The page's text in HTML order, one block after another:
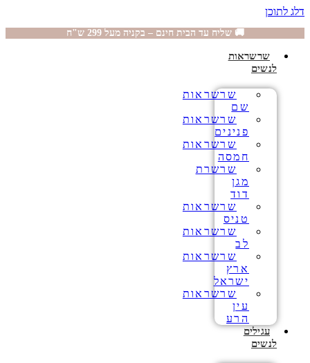
דלג לתוכן
🚚 שליח עד הבית חינם – בקניה מעל 299 ש"ח
שרשראות
לנשים
שרשראות
שם
שרשראות
פנינים
שרשראות
חמסה
שרשרת
מגן
דוד
שרשראות
טניס
שרשראות
לב
שרשראות
ארץ
ישראל
שרשראות
עין
הרע
עגילים
לנשים